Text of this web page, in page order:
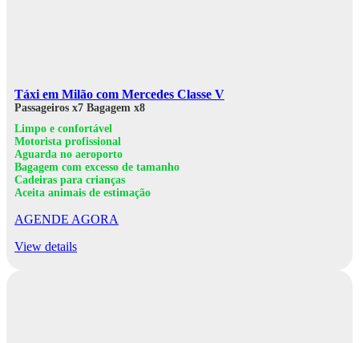
Táxi em Milão com Mercedes Classe V
Passageiros x7 Bagagem x8
Limpo e confortável
Motorista profissional
Aguarda no aeroporto
Bagagem com excesso de tamanho
Cadeiras para crianças
Aceita animais de estimação
AGENDE AGORA
View details